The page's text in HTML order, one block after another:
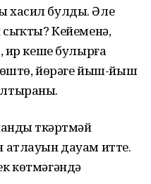
хасил булды. Әле
сыҡты? Кейеменә,
ир кеше булырға
йөрәге йыш-йыш
үткәртмәй
дауам итте.
көтмәгәндә